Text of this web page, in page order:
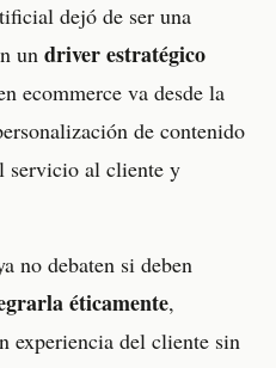
dejó de ser una
un driver estratégico
ecommerce va desde la
de contenido
servicio al cliente y
no debaten si deben
éticamente,
experiencia del cliente sin